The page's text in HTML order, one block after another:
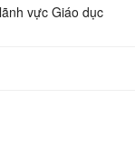
vực Giáo dục